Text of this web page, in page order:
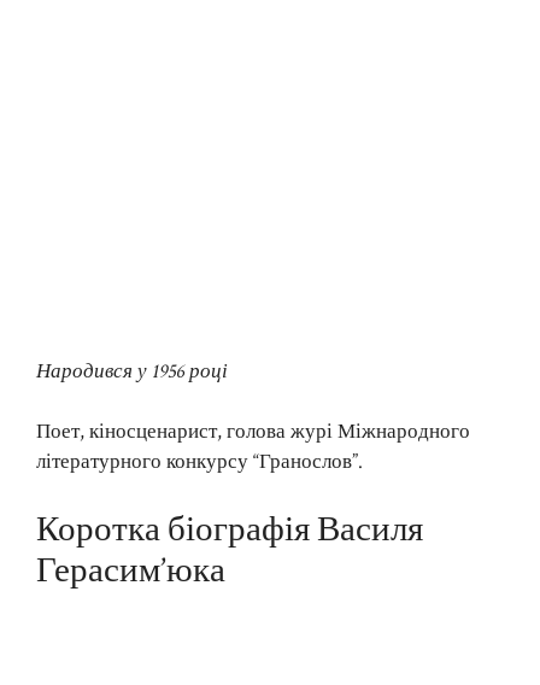
Народився у 1956 році
Поет, кіносценарист, голова журі Міжнародного
літературного конкурсу “Гранослов”.
Коротка біографія Василя
Герасим’юка